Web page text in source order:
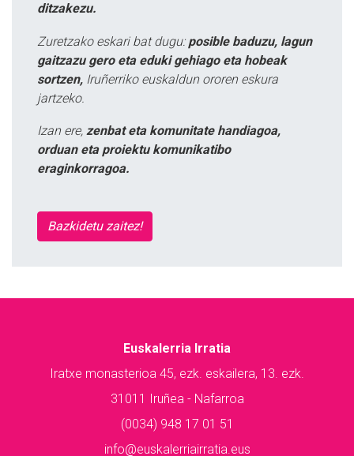
ditzakezu.
Zuretzako eskari bat dugu: posible baduzu, lagun
gaitzazu gero eta eduki gehiago eta hobeak
sortzen, Iruñerriko euskaldun ororen eskura
jartzeko.
Izan ere, zenbat eta komunitate handiagoa,
orduan eta proiektu komunikatibo
eraginkorragoa.
Bazkidetu zaitez!
Euskalerria Irratia
Iratxe monasterioa 45, ezk. eskailera, 13. ezk.
31011 Iruñea - Nafarroa
(0034) 948 17 01 51
info@euskalerriairratia.eus